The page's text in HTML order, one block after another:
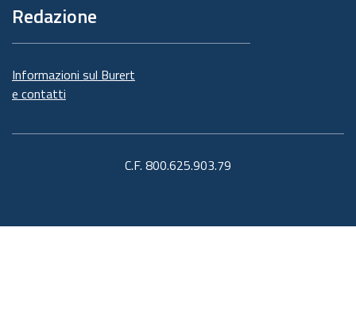
Redazione
Informazioni sul Burert
e contatti
C.F. 800.625.903.79